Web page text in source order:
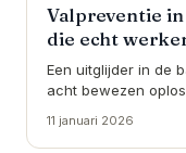
Valpreventie
die echt
Een uitglijder in de
acht bewezen
11 januari 2026